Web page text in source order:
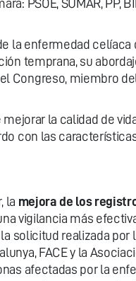
PSOE, SUMAR, PP,
la enfermedad celíaca
temprana, su
miembro
la calidad de
con las
la mejora de los
vigilancia más
solicitud realizada por
FACE y la
afectadas por la